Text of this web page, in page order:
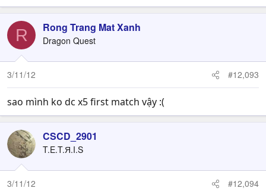
R Rong Trang Mat Xanh
Dragon Quest
3/11/12 #12,093
sao mình ko dc x5 first match vậy :(
CSCD_2901
T.E.T.Я.I.S
3/11/12 #12,094